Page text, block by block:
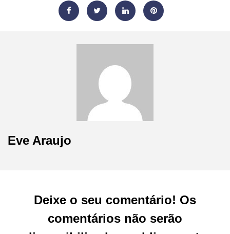
Eve Araujo
Deixe o seu comentário! Os
comentários não serão